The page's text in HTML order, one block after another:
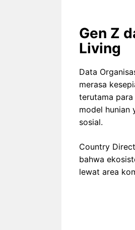
Gen Z
Living
Data
merasa
terutama
model hunian
sosial.
Country
bahwa
lewat area